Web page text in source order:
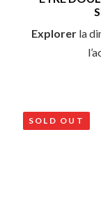
Explorer la
SOLD OUT